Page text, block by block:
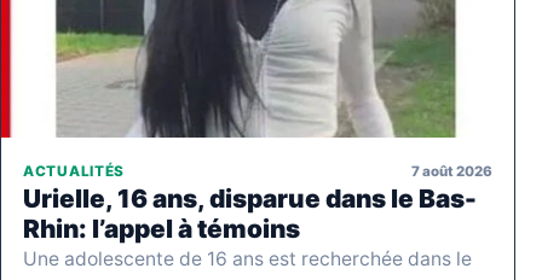
ACTUALITÉS 7 août 2026
Urielle, 16 ans, disparue dans le Bas-
Rhin: l’appel à témoins
Une adolescente de 16 ans est recherchée dans le